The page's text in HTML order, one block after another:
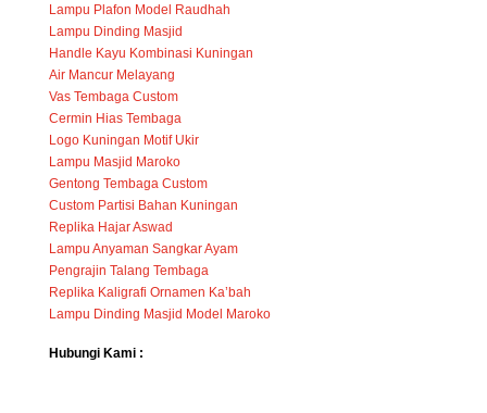
Lampu Plafon Model Raudhah
Lampu Dinding Masjid
Handle Kayu Kombinasi Kuningan
Air Mancur Melayang
Vas Tembaga Custom
Cermin Hias Tembaga
Logo Kuningan Motif Ukir
Lampu Masjid Maroko
Gentong Tembaga Custom
Custom Partisi Bahan Kuningan
Replika Hajar Aswad
Lampu Anyaman Sangkar Ayam
Pengrajin Talang Tembaga
Replika Kaligrafi Ornamen Ka’bah
Lampu Dinding Masjid Model Maroko
Hubungi Kami :